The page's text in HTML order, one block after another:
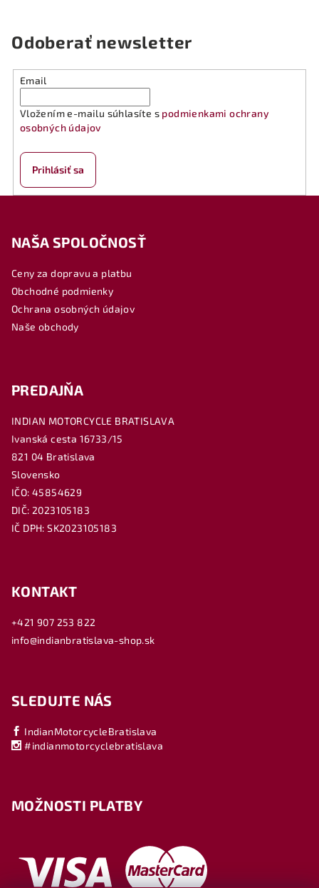
Odoberať newsletter
Email
Vložením e-mailu súhlasíte s podmienkami ochrany
osobných údajov
Prihlásiť sa
NAŠA SPOLOČNOSŤ
Ceny za dopravu a platbu
Obchodné podmienky
Ochrana osobných údajov
Naše obchody
PREDAJŇA
INDIAN MOTORCYCLE BRATISLAVA
Ivanská cesta 16733/15
821 04 Bratislava
Slovensko
IČO: 45854629
DIČ: 2023105183
IČ DPH: SK2023105183
KONTAKT
+421 907 253 822
info@indianbratislava-shop.sk
SLEDUJTE NÁS
IndianMotorcycleBratislava
#indianmotorcyclebratislava
MOŽNOSTI PLATBY